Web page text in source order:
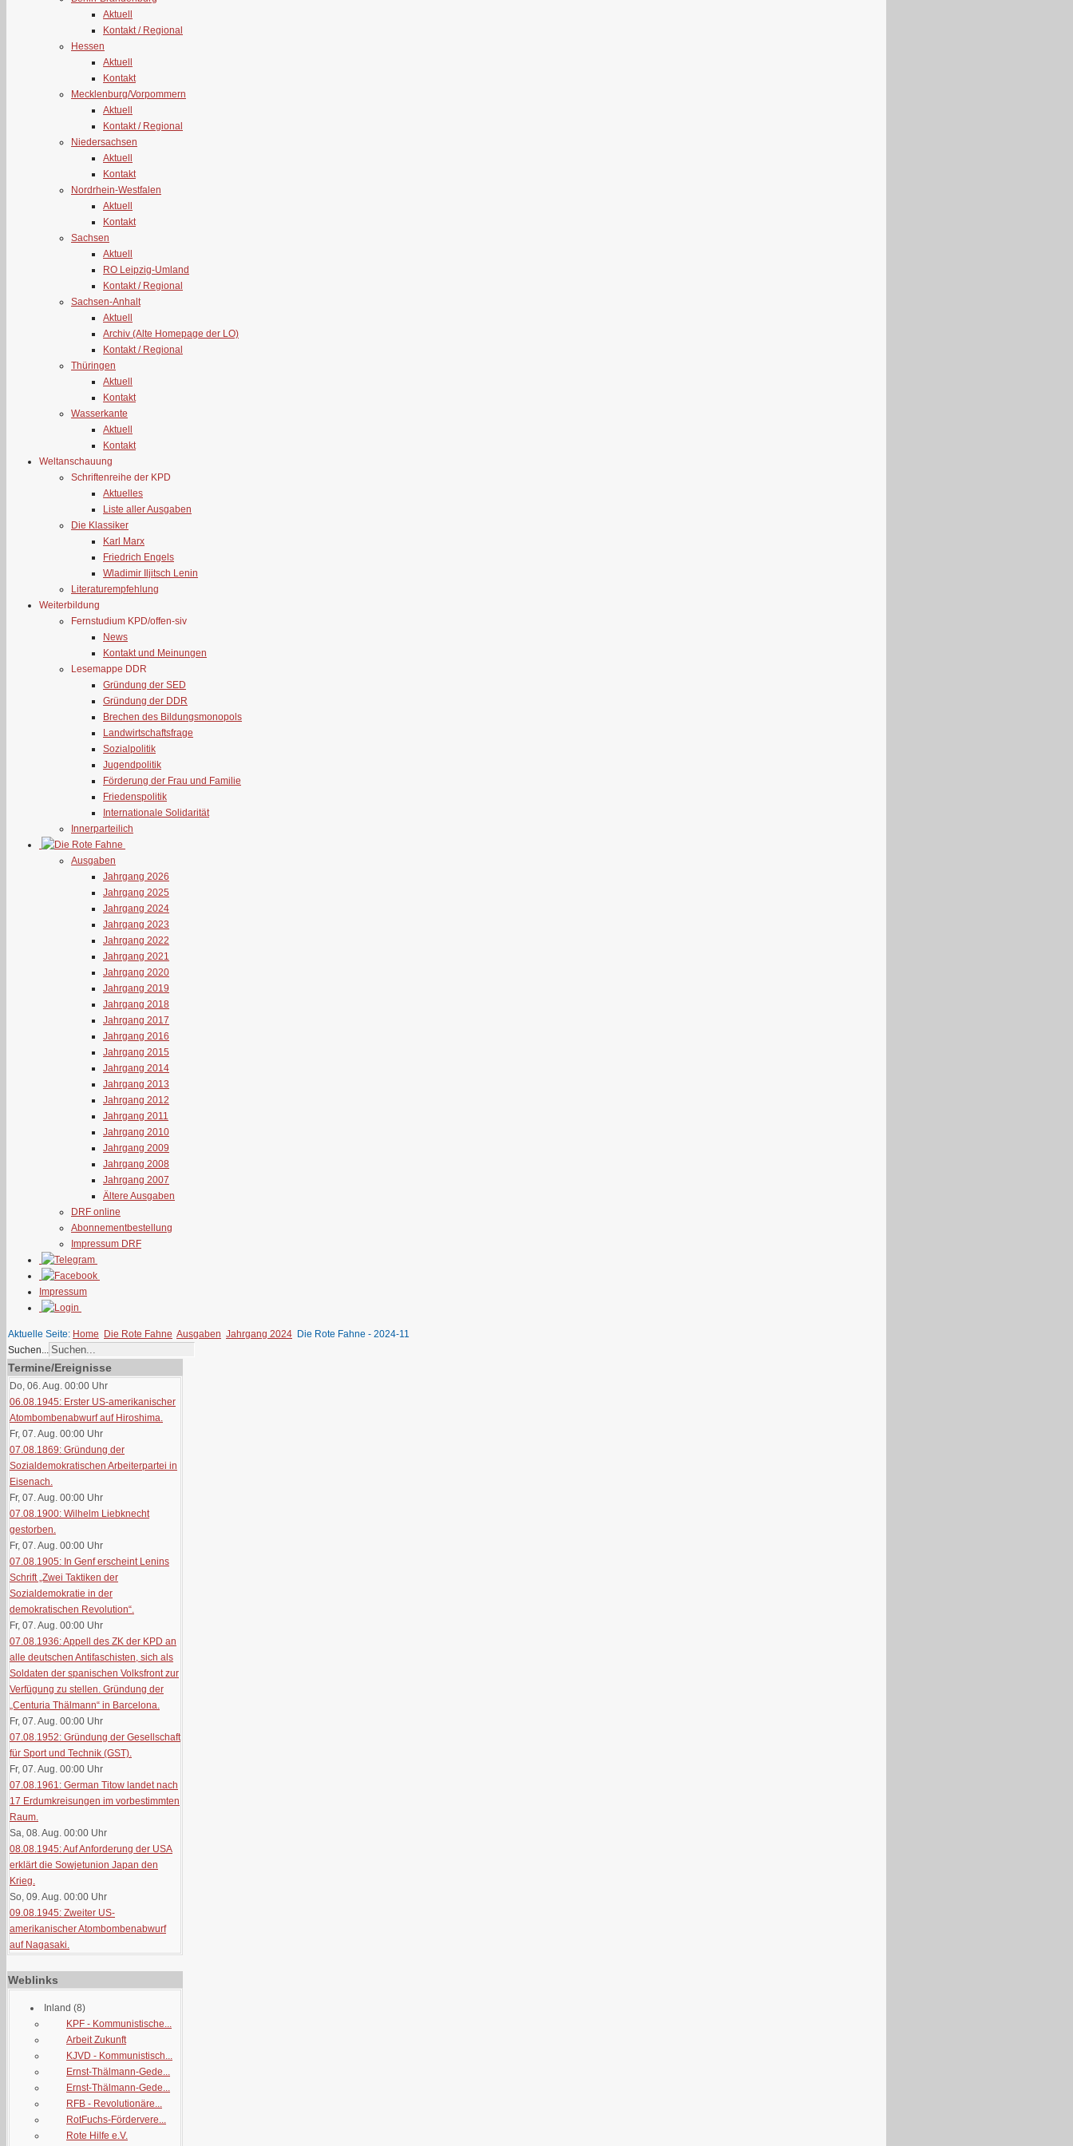
Aktuell
Kontakt / Regional
Hessen
Aktuell
Kontakt
Mecklenburg/Vorpommern
Aktuell
Kontakt / Regional
Niedersachsen
Aktuell
Kontakt
Nordrhein-Westfalen
Aktuell
Kontakt
Sachsen
Aktuell
RO Leipzig-Umland
Kontakt / Regional
Sachsen-Anhalt
Aktuell
Archiv (Alte Homepage der LO)
Kontakt / Regional
Thüringen
Aktuell
Kontakt
Wasserkante
Aktuell
Kontakt
Weltanschauung
Schriftenreihe der KPD
Aktuelles
Liste aller Ausgaben
Die Klassiker
Karl Marx
Friedrich Engels
Wladimir Iljitsch Lenin
Literaturempfehlung
Weiterbildung
Fernstudium KPD/offen-siv
News
Kontakt und Meinungen
Lesemappe DDR
Gründung der SED
Gründung der DDR
Brechen des Bildungsmonopols
Landwirtschaftsfrage
Sozialpolitik
Jugendpolitik
Förderung der Frau und Familie
Friedenspolitik
Internationale Solidarität
Innerparteilich
Ausgaben
Jahrgang 2026
Jahrgang 2025
Jahrgang 2024
Jahrgang 2023
Jahrgang 2022
Jahrgang 2021
Jahrgang 2020
Jahrgang 2019
Jahrgang 2018
Jahrgang 2017
Jahrgang 2016
Jahrgang 2015
Jahrgang 2014
Jahrgang 2013
Jahrgang 2012
Jahrgang 2011
Jahrgang 2010
Jahrgang 2009
Jahrgang 2008
Jahrgang 2007
Ältere Ausgaben
DRF online
Abonnementbestellung
Impressum DRF
Impressum
Aktuelle Seite: Home Die Rote Fahne Ausgaben Jahrgang 2024 Die Rote Fahne - 2024-11
Suchen...
Termine/Ereignisse
Do, 06. Aug. 00:00 Uhr
06.08.1945: Erster US-amerikanischer
Atombombenabwurf auf Hiroshima.
Fr, 07. Aug. 00:00 Uhr
07.08.1869: Gründung der
Sozialdemokratischen Arbeiterpartei in
Eisenach.
Fr, 07. Aug. 00:00 Uhr
07.08.1900: Wilhelm Liebknecht
gestorben.
Fr, 07. Aug. 00:00 Uhr
07.08.1905: In Genf erscheint Lenins
Schrift „Zwei Taktiken der
Sozialdemokratie in der
demokratischen Revolution“.
Fr, 07. Aug. 00:00 Uhr
07.08.1936: Appell des ZK der KPD an
alle deutschen Antifaschisten, sich als
Soldaten der spanischen Volksfront zur
Verfügung zu stellen. Gründung der
„Centuria Thälmann“ in Barcelona.
Fr, 07. Aug. 00:00 Uhr
07.08.1952: Gründung der Gesellschaft
für Sport und Technik (GST).
Fr, 07. Aug. 00:00 Uhr
07.08.1961: German Titow landet nach
17 Erdumkreisungen im vorbestimmten
Raum.
Sa, 08. Aug. 00:00 Uhr
08.08.1945: Auf Anforderung der USA
erklärt die Sowjetunion Japan den
Krieg.
So, 09. Aug. 00:00 Uhr
09.08.1945: Zweiter US-
amerikanischer Atombombenabwurf
auf Nagasaki.
Weblinks
Inland (8)
KPF - Kommunistische...
Arbeit Zukunft
KJVD - Kommunistisch...
Ernst-Thälmann-Gede...
Ernst-Thälmann-Gede...
RFB - Revolutionäre...
RotFuchs-Fördervere...
Rote Hilfe e.V.